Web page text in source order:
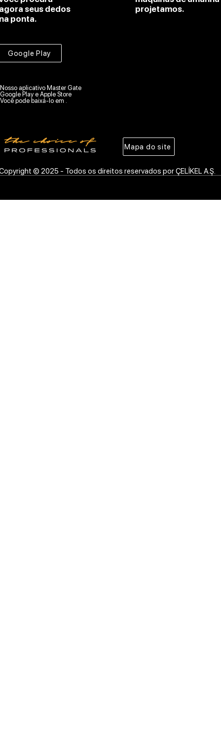
seus dedos
ponta.
projetamos.
Google Play
Nosso aplicativo Master Gate
Google Play e Apple Store
Você pode baixá-lo em .
Mapa do site
© 2025 - Todos os direitos reservados por ÇELİKEL A.Ş.